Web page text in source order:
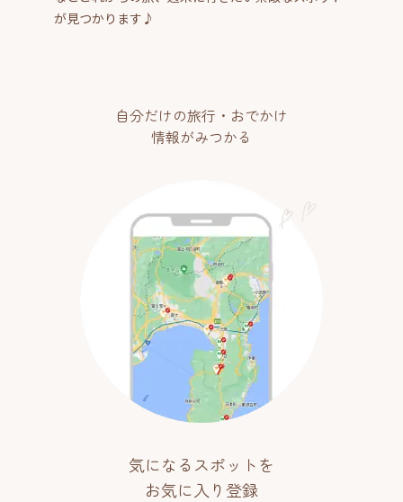
が見つかります♪
自分だけの旅行・おでかけ
情報がみつかる
気になるスポットを
お気に入り登録